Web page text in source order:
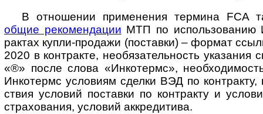
В отношении применения термина FCA
общие реко­мен­дации МТП по испо­ль­зо­ва­нию
рак­тах купли-­про­дажи (поста­вки) – фор­мат
2020 в кон­т­ракте, необя­за­тель­ность ука­за­ния
«®» после слова «Инко­термс»,
Инко­термс усло­виям сделки ВЭД по
ствия усло­вий поста­вки по конт­ракту и
стра­хо­вания, усло­вий аккре­дитива.